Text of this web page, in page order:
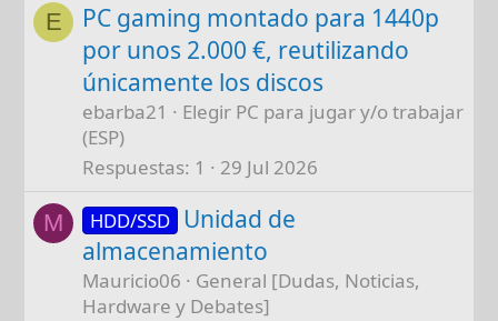
E
PC gaming montado para 1440p
por unos 2.000 €, reutilizando
únicamente los discos
ebarba21
Elegir PC para jugar y/o trabajar
(ESP)
Respuestas 1 29 Jul 2026
M HDD/SSD Unidad de
almacenamiento
Mauricio06
General [Dudas, Noticias,
Hardware y Debates]